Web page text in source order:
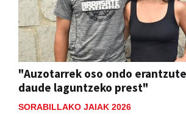
"Auzotarrek oso ondo
daude laguntzeko prest"
SORABILLAKO JAIAK 2026
Lide Ruiz Telleria abu 07, 08:00